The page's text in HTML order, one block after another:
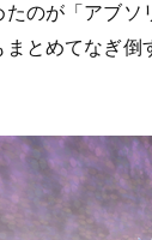
のが「アブ
とめてなぎ倒